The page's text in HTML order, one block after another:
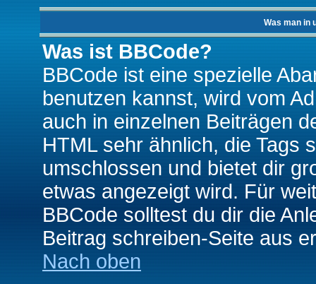
Was man in
Was ist BBCode?
BBCode ist eine spezielle
benutzen kannst, wird vom
auch in einzelnen Beiträgen
HTML sehr ähnlich, die Tags
umschlossen und bietet dir
etwas angezeigt wird. Für
BBCode solltest du dir die
Beitrag schreiben-Seite aus
Nach oben